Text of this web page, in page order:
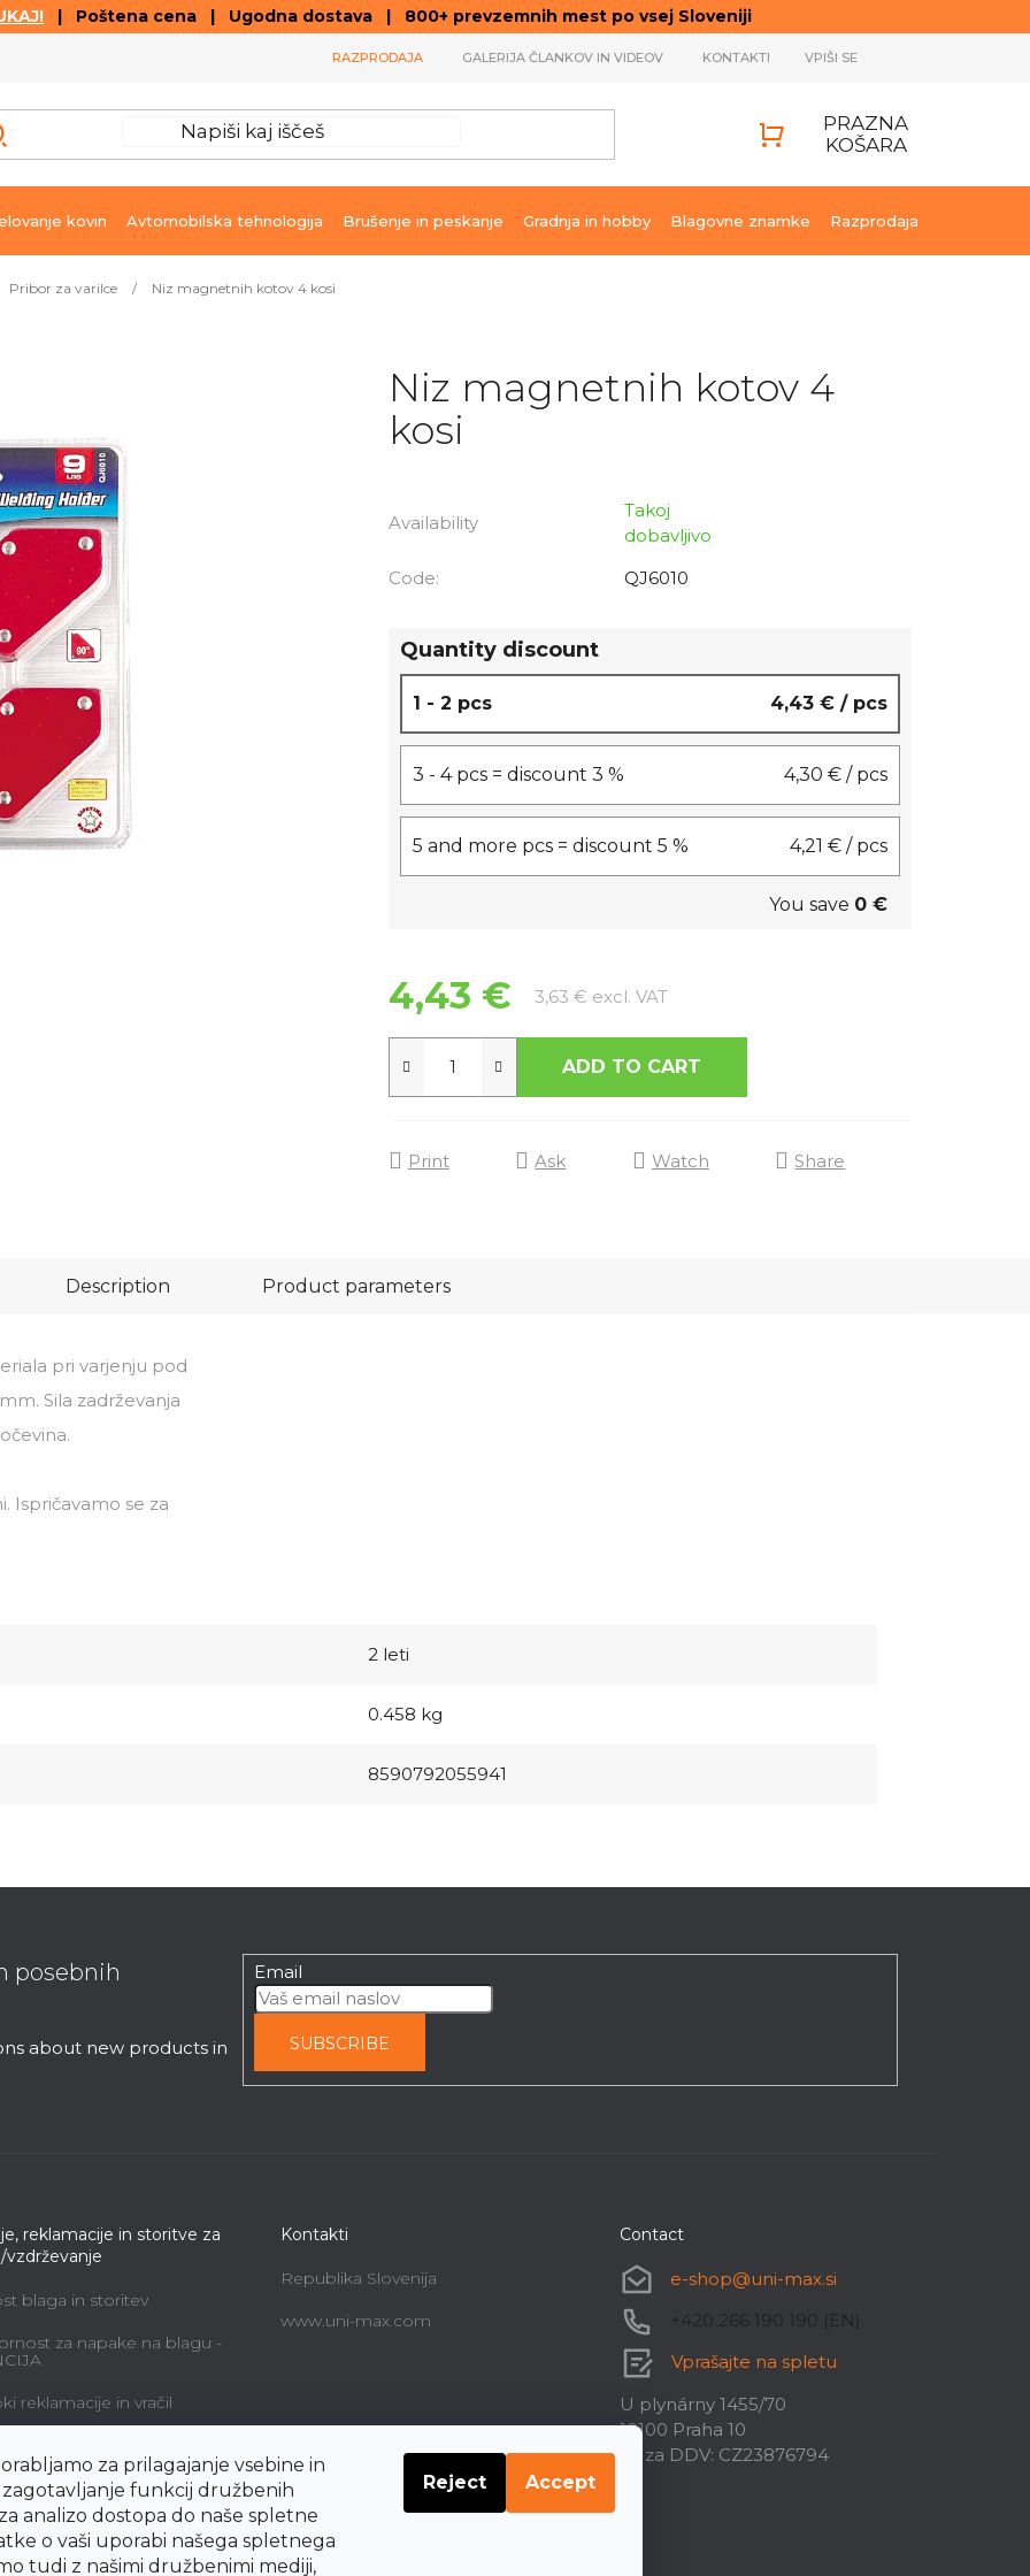
| Poštena cena | Ugodna dostava | 800+ prevzemnih mest po vsej Sloveniji
za prilagajanje vsebine in
zagotavljanje funkcij družbenih
analizo dostopa do naše spletne
o vaši uporabi našega spletnega
tudi z našimi družbenimi mediji,
Reject Accept
RAZPRODAJA GALERIJA ČLANKOV IN VIDEOV KONTAKTI VPIŠI SE
CART
PRAZNA
KOŠARA
kovin Avtomobilska tehnologija Brušenje in peskanje Gradnja in hobby Blagovne znamke Razprodaja
Pribor za varilce / Niz magnetnih kotov 4 kosi
Niz magnetnih kotov 4
kosi
Availability
Takoj
dobavljivo
Code:
QJ6010
Quantity discount
1 - 2 pcs 4,43 € / pcs
3 - 4 pcs = discount 3 % 4,30 € / pcs
5 and more pcs = discount 5 % 4,21 € / pcs
You save 0 €
4,43 € 3,63 € excl. VATMeasure price:
ADD TO CART
Print Ask Watch Share
Description Product parameters
pri varjenju pod
Sila zadrževanja
Ispričavamo se za
2 leti
0.458 kg
8590792055941
posebnih
about new products in
Email
SUBSCRIBE
reklamacije in storitve za
vzdrževanje
blaga in storitev
za napake na blagu -
reklamacije in vračil
o pravicah
do odstopa od
Kontakti
Republika Slovenija
www.uni-max.com
Contact
e-shop@uni-max.si
+420 266 190 190 (EN)
Vprašajte na spletu
U plynárny 1455/70
10100 Praha 10
ID za DDV: CZ23876794